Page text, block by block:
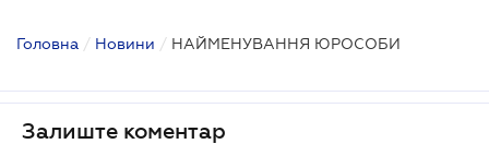
Головна / Новини / НАЙМЕНУВАННЯ ЮРОСОБИ
Залиште коментар